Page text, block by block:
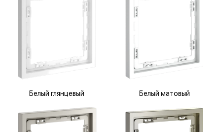
Белый глянцевый Белый матовый